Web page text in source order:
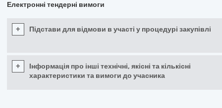
Електронні тендерні вимоги
+ Підстави для відмови в участі у процедурі закупівлі
+
Інформація про інші технічні, якісні та кількісні
характеристики та вимоги до учасника